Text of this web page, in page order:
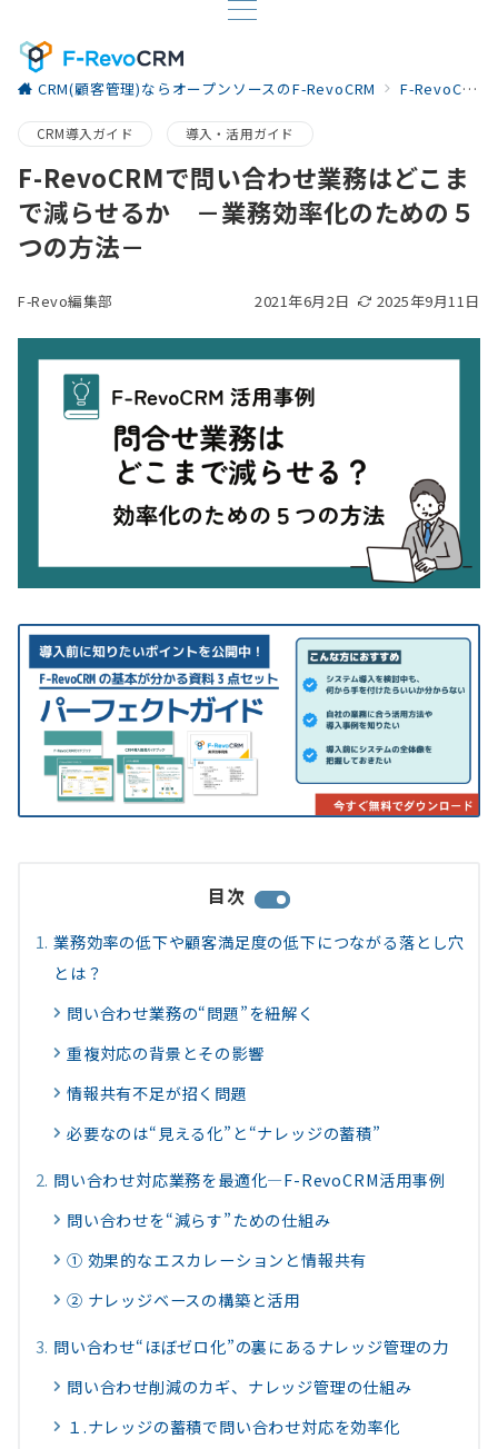
CRM(顧客管理)ならオープンソースのF-RevoCRM F-RevoCRM お役立ち情報
CRM導入ガイド 導入・活用ガイド
F-RevoCRMで問い合わせ業務はどこま
で減らせるか －業務効率化のための５
つの方法－
2021年6月2日 2025年9月11日
F-Revo編集部
目次
業務効率の低下や顧客満足度の低下につながる落とし穴
とは？
問い合わせ業務の“問題”を紐解く
重複対応の背景とその影響
情報共有不足が招く問題
必要なのは“見える化”と“ナレッジの蓄積”
問い合わせ対応業務を最適化―F-RevoCRM活用事例
問い合わせを“減らす”ための仕組み
① 効果的なエスカレーションと情報共有
② ナレッジベースの構築と活用
問い合わせ“ほぼゼロ化”の裏にあるナレッジ管理の力
問い合わせ削減のカギ、ナレッジ管理の仕組み
１.ナレッジの蓄積で問い合わせ対応を効率化